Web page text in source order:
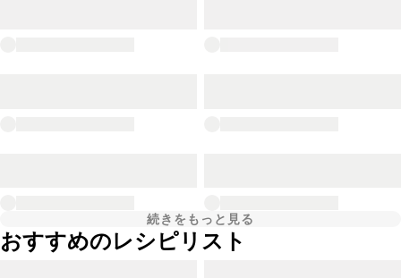
続きをもっと見る
おすすめのレシピリスト